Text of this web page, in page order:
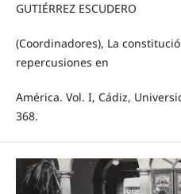
GUTIÉRREZ ESCUDERO
(Coordinadores), La
repercusiones en
América. Vol. I, Cádiz,
368.